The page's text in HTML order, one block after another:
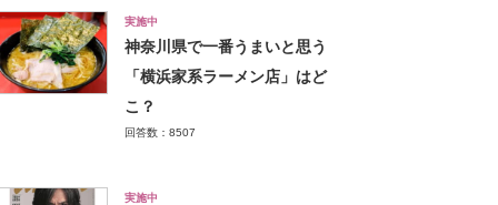
実施中
神奈川県で一番うまいと思う
「横浜家系ラーメン店」はど
こ？
回答数：8507
実施中